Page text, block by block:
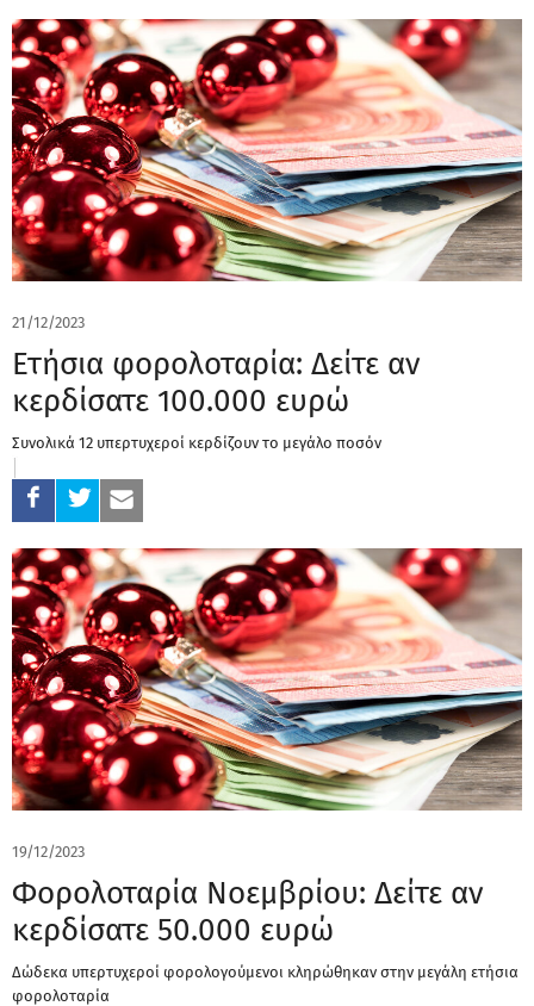
21/12/2023
Ετήσια φορολοταρία: Δείτε αν
κερδίσατε 100.000 ευρώ
Συνολικά 12 υπερτυχεροί κερδίζουν το μεγάλο ποσόν
19/12/2023
Φορολοταρία Νοεμβρίου: Δείτε αν
κερδίσατε 50.000 ευρώ
Δώδεκα υπερτυχεροί φορολογούμενοι κληρώθηκαν στην μεγάλη ετήσια
φορολοταρία